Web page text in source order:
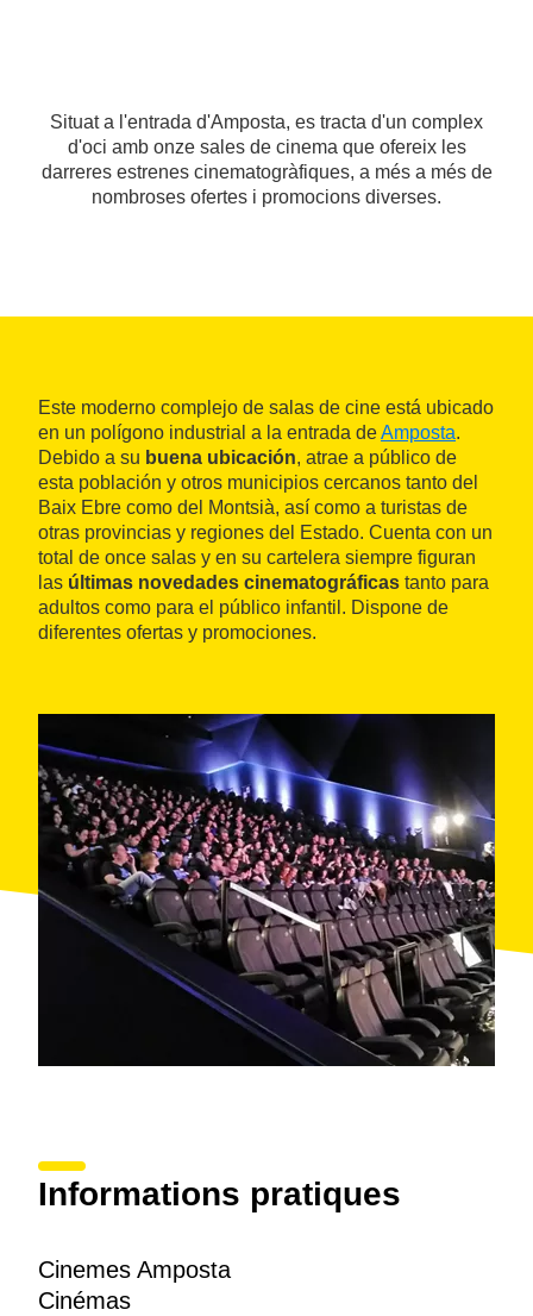
Situat a l'entrada d'Amposta, es tracta d'un complex
d'oci amb onze sales de cinema que ofereix les
darreres estrenes cinematogràfiques, a més a més de
nombroses ofertes i promocions diverses.
Este moderno complejo de salas de cine está ubicado
en un polígono industrial a la entrada deAmposta.
Debido a su buena ubicación, atrae a público de
esta población y otros municipios cercanos tanto del
Baix Ebre como del Montsià, así como a turistas de
otras provincias y regiones del Estado. Cuenta con un
total de once salas y en su cartelera siempre figuran
las últimas novedades cinematográficas tanto para
adultos como para el público infantil. Dispone de
diferentes ofertas y promociones.
Informations pratiques
Cinemes Amposta
Cinémas